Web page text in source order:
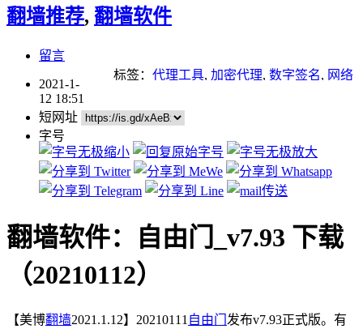
翻墙推荐, 翻墙软件
留言
标签： 代理工具, 加密代理, 数字签名, 网络
2021-1-
12 18:51
短网址
字号
翻墙软件：自由门_v7.93 下载
（20210112）
【美博翻墙2021.1.12】20210111 自由门 发布v7.93正式版。有